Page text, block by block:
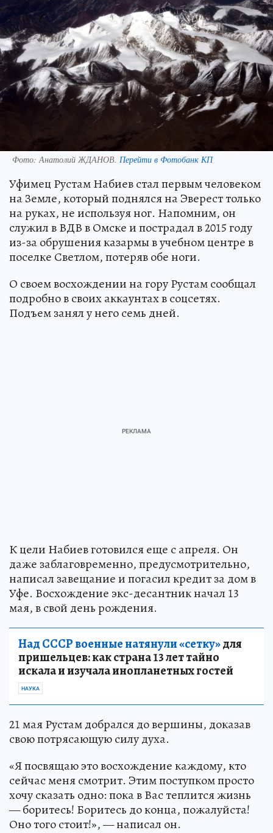
Фото: Анатолий ЖДАНОВ. Перейти в Фотобанк КП
Уфимец Рустам Набиев стал первым человеком
на Земле, который поднялся на Эверест только
на руках, не используя ног. Напомним, он
служил в ВДВ в Омске и пострадал в 2015 году
из-за обрушения казармы в учебном центре в
поселке Светлом, потеряв обе ноги.
О своем восхождении на гору Рустам сообщал
подробно в своих аккаунтах в соцсетях.
Подъем занял у него семь дней.
К цели Набиев готовился еще с апреля. Он
даже заблаговременно, предусмотрительно,
написал завещание и погасил кредит за дом в
Уфе. Восхождение экс-десантник начал 13
мая, в свой день рождения.
Над СССР военные натянули «сетку»для
пришельцев: как страна 13 лет тайно
искала и изучала инопланетных гостей
НАУКА
21 мая Рустам добрался до вершины, доказав
свою потрясающую силу духа.
«Я посвящаю это восхождение каждому, кто
сейчас меня смотрит. Этим поступком просто
хочу сказать одно: пока в Вас теплится жизнь
— боритесь! Боритесь до конца, пожалуйста!
Оно того стоит!», — написал он.